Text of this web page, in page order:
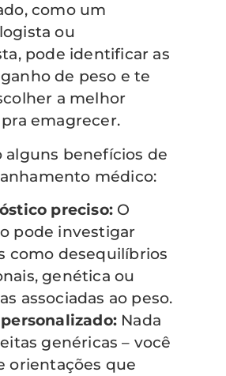
como um
ou
pode identificar as
de peso e te
a melhor
emagrecer.
alguns benefícios de
médico:
preciso: O
pode investigar
como desequilíbrios
genética ou
associadas ao peso.
Nada
genéricas – você
orientações que